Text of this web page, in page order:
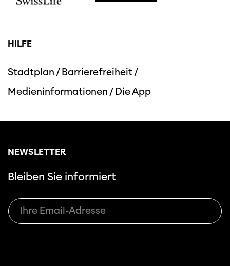
HILFE
Stadtplan /Barrierefreiheit/
Medieninformationen /Die App
NEWSLETTER
Bleiben Sie informiert